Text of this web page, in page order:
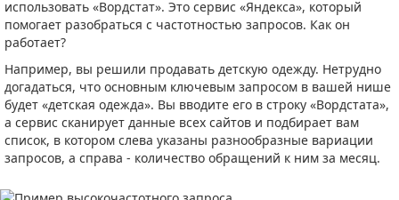
использовать «Вордстат». Это сервис «Яндекса», который
помогает разобраться с частотностью запросов. Как он
работает?
Например, вы решили продавать детскую одежду. Нетрудно
догадаться, что основным ключевым запросом в вашей нише
будет «детская одежда». Вы вводите его в строку «Вордстата»,
а сервис сканирует данные всех сайтов и подбирает вам
список, в котором слева указаны разнообразные вариации
запросов, а справа - количество обращений к ним за месяц.